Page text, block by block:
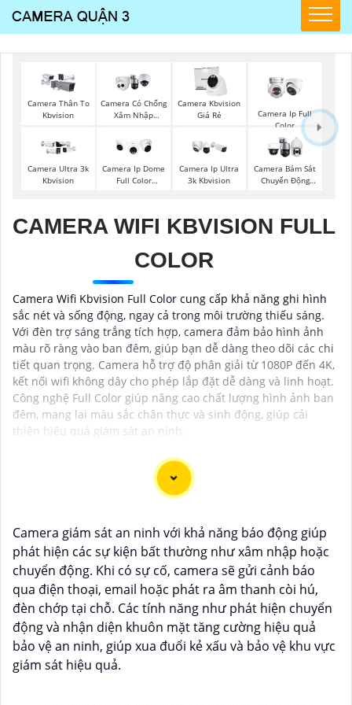
Camera Thân To
Kbvision
Camera Có Chống
Xâm Nhập
Camera Kbvision
Giá Rẻ
Camera Ip Full
Color
Camera Ultra 3k
Kbvision
Camera Ip Dome
Full Color
Camera Ip Ultra
3k Kbvision
Camera Bám Sát
Chuyển Động
CAMERA WIFI KBVISION FULL
COLOR
Camera Wifi Kbvision Full Color cung cấp khả năng ghi hình
sắc nét và sống động, ngay cả trong môi trường thiếu sáng.
Với đèn trợ sáng trắng tích hợp, camera đảm bảo hình ảnh
màu rõ ràng vào ban đêm, giúp bạn dễ dàng theo dõi các chi
tiết quan trọng. Camera hỗ trợ độ phân giải từ 1080P đến 4K,
kết nối wifi không dây cho phép lắp đặt dễ dàng và linh hoạt.
Công nghệ Full Color giúp nâng cao chất lượng hình ảnh ban
đêm, mang lại màu sắc chân thực và sinh động, giúp cải
thiện hiệu quả giám sát an ninh.
mua Camera Kbvision với chiết khấu cao và giải pháp
phù hợp trong ngữ cảnh của một đại lý công nghệ:
🛃1:"Chào anh/chị! Bạn đang tìm kiếm Camera
Kbvision với chiết khấu hấp dẫn? Hãy đến với chúng
tôi để nhận ưu đãi đặc biệt và được tư vấn về giải
pháp chính xác nhất cho nhu cầu an ninh của bạn!"
️🏅️2:"Bạn muốn mua Camera Kbvision với giá ưu đãi
và giải pháp phù hợp? Liên hệ ngay với chúng tôi để
Camera giám sát an ninh với khả năng báo động giúp
phát hiện các sự kiện bất thường như xâm nhập hoặc
chuyển động. Khi có sự cố, camera sẽ gửi cảnh báo
qua điện thoại, email hoặc phát ra âm thanh còi hú,
đèn chớp tại chỗ. Các tính năng như phát hiện chuyển
động và nhận diện khuôn mặt tăng cường hiệu quả
bảo vệ an ninh, giúp xua đuổi kẻ xấu và bảo vệ khu vực
giám sát hiệu quả.